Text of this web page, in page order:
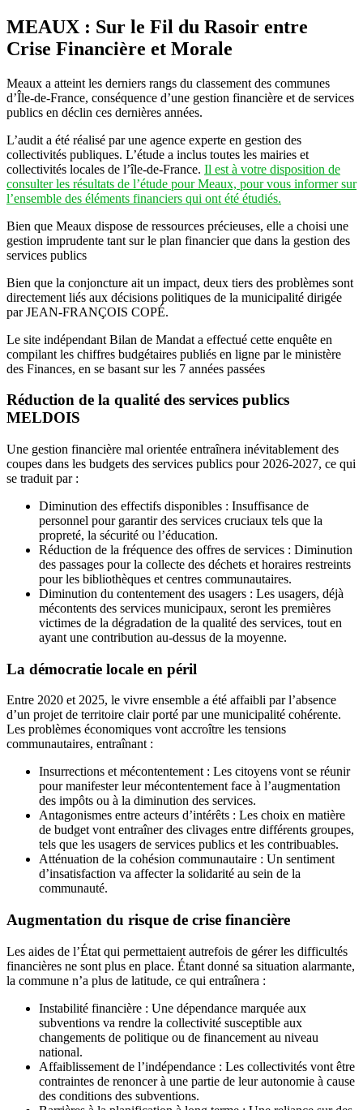
MEAUX : Sur le Fil du Rasoir entre
Crise Financière et Morale
Meaux a atteint les derniers rangs du classement des communes
d’Île-de-France, conséquence d’une gestion financière et de services
publics en déclin ces dernières années.
L’audit a été réalisé par une agence experte en gestion des
collectivités publiques. L’étude a inclus toutes les mairies et
collectivités locales de l’île-de-France. Il est à votre disposition de
consulter les résultats de l’étude pour Meaux, pour vous informer sur
l’ensemble des éléments financiers qui ont été étudiés.
Bien que Meaux dispose de ressources précieuses, elle a choisi une
gestion imprudente tant sur le plan financier que dans la gestion des
services publics
Bien que la conjoncture ait un impact, deux tiers des problèmes sont
directement liés aux décisions politiques de la municipalité dirigée
par JEAN-FRANÇOIS COPÉ.
Le site indépendant Bilan de Mandat a effectué cette enquête en
compilant les chiffres budgétaires publiés en ligne par le ministère
des Finances, en se basant sur les 7 années passées
Réduction de la qualité des services publics
MELDOIS
Une gestion financière mal orientée entraînera inévitablement des
coupes dans les budgets des services publics pour 2026-2027, ce qui
se traduit par :
Diminution des effectifs disponibles : Insuffisance de
personnel pour garantir des services cruciaux tels que la
propreté, la sécurité ou l’éducation.
Réduction de la fréquence des offres de services : Diminution
des passages pour la collecte des déchets et horaires restreints
pour les bibliothèques et centres communautaires.
Diminution du contentement des usagers : Les usagers, déjà
mécontents des services municipaux, seront les premières
victimes de la dégradation de la qualité des services, tout en
ayant une contribution au-dessus de la moyenne.
La démocratie locale en péril
Entre 2020 et 2025, le vivre ensemble a été affaibli par l’absence
d’un projet de territoire clair porté par une municipalité cohérente.
Les problèmes économiques vont accroître les tensions
communautaires, entraînant :
Insurrections et mécontentement : Les citoyens vont se réunir
pour manifester leur mécontentement face à l’augmentation
des impôts ou à la diminution des services.
Antagonismes entre acteurs d’intérêts : Les choix en matière
de budget vont entraîner des clivages entre différents groupes,
tels que les usagers de services publics et les contribuables.
Atténuation de la cohésion communautaire : Un sentiment
d’insatisfaction va affecter la solidarité au sein de la
communauté.
Augmentation du risque de crise financière
Les aides de l’État qui permettaient autrefois de gérer les difficultés
financières ne sont plus en place. Étant donné sa situation alarmante,
la commune n’a plus de latitude, ce qui entraînera :
Instabilité financière : Une dépendance marquée aux
subventions va rendre la collectivité susceptible aux
changements de politique ou de financement au niveau
national.
Affaiblissement de l’indépendance : Les collectivités vont être
contraintes de renoncer à une partie de leur autonomie à cause
des conditions des subventions.